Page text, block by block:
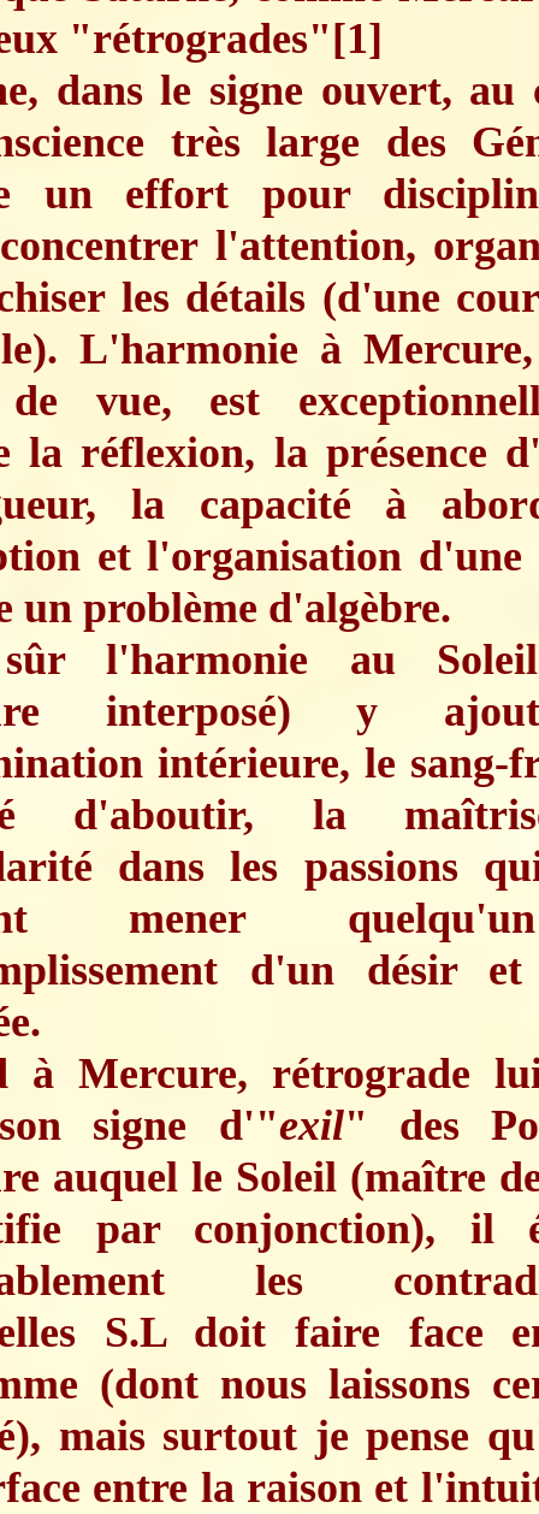
"rétrogrades"[1]
dans le signe ouvert, au
très large des
un effort pour
l'attention,
les détails (d'une
L'harmonie à
vue, est
la réflexion, la présence
la capacité à
et l'organisation d'une
un problème d'algèbre.
l'harmonie au
interposé) y
intérieure, le sang-
d'aboutir, la
dans les passions
mener
d'un désir
à Mercure, rétrograde
signe d'"exil" des
auquel le Soleil (maître
par conjonction), il
les
S.L doit faire face
(dont nous laissons
mais surtout je pense
entre la raison et